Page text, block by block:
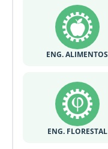
ENG. ALIMENTOS
ENG. FLORESTAL